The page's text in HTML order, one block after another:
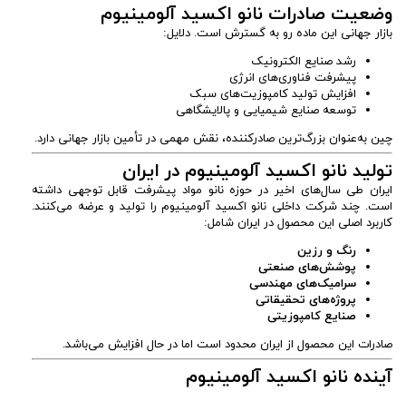
وضعیت صادرات نانو اکسید آلومینیوم
بازار جهانی این ماده رو به گسترش است. دلایل:
رشد صنایع الکترونیک
پیشرفت فناوری‌های انرژی
افزایش تولید کامپوزیت‌های سبک
توسعه صنایع شیمیایی و پالایشگاهی
چین به‌عنوان بزرگ‌ترین صادرکننده، نقش مهمی در تأمین بازار جهانی دارد.
تولید نانو اکسید آلومینیوم در ایران
ایران طی سال‌های اخیر در حوزه نانو مواد پیشرفت قابل توجهی داشته
است. چند شرکت داخلی نانو اکسید آلومینیوم را تولید و عرضه می‌کنند.
کاربرد اصلی این محصول در ایران شامل:
رنگ و رزین
پوشش‌های صنعتی
سرامیک‌های مهندسی
پروژه‌های تحقیقاتی
صنایع کامپوزیتی
صادرات این محصول از ایران محدود است اما در حال افزایش می‌باشد.
آینده نانو اکسید آلومینیوم